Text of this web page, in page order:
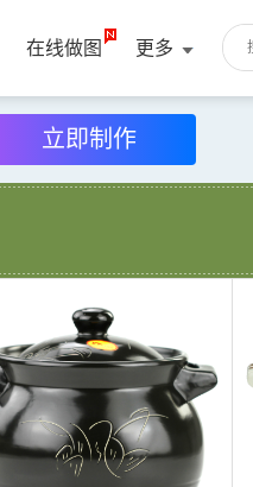
在线做图 更多
立即制作